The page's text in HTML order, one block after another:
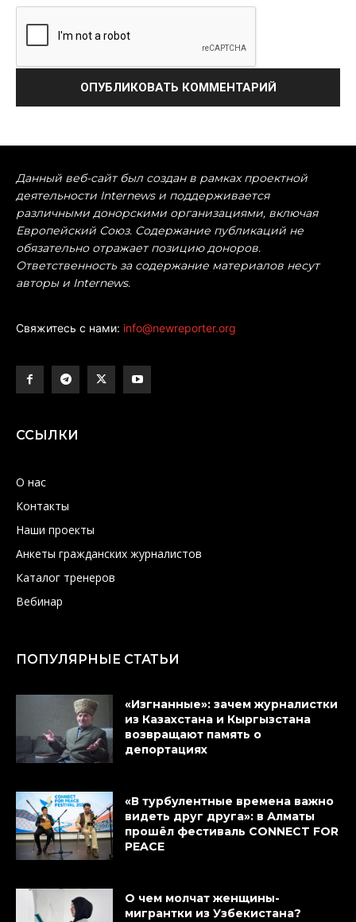
Данный веб-сайт был создан в рамках проектной
деятельности Internews и поддерживается
различными донорскими организациями, включая
Европейский Союз. Содержание публикаций не
обязательно отражает позицию доноров.
Ответственность за содержание материалов несут
авторы и Internews.
Свяжитесь с нами: info@newreporter.org
ССЫЛКИ
О нас
Контакты
Наши проекты
Анкеты гражданских журналистов
Каталог тренеров
Вебинар
ПОПУЛЯРНЫЕ СТАТЬИ
«Изгнанные»: зачем журналистки
из Казахстана и Кыргызстана
возвращают память о
депортациях
«В турбулентные времена важно
видеть друг друга»: в Алматы
прошёл фестиваль CONNECT FOR
PEACE
О чем молчат женщины-
мигрантки из Узбекистана?